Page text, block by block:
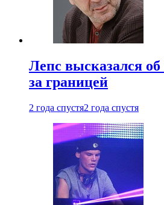
Лепс высказался об
за границей
2 года спустя2 года спустя